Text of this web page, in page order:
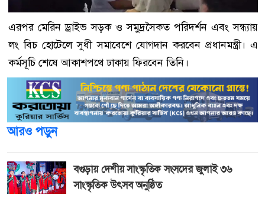
এরপর মেরিন ড্রাইভ সড়ক ও সমুদ্রসৈকত পরিদর্শন এবং সন্ধ্যায়
লং বিচ হোটেলে সুধী সমাবেশে যোগদান করবেন প্রধানমন্ত্রী। এ
কর্মসূচি শেষে আকাশপথে ঢাকায় ফিরবেন তিনি।
আরও পড়ুন
বগুড়ায় দেশীয় সাংস্কৃতিক সংসদের জুলাই ৩৬
সাংস্কৃতিক উৎসব অনুষ্ঠিত